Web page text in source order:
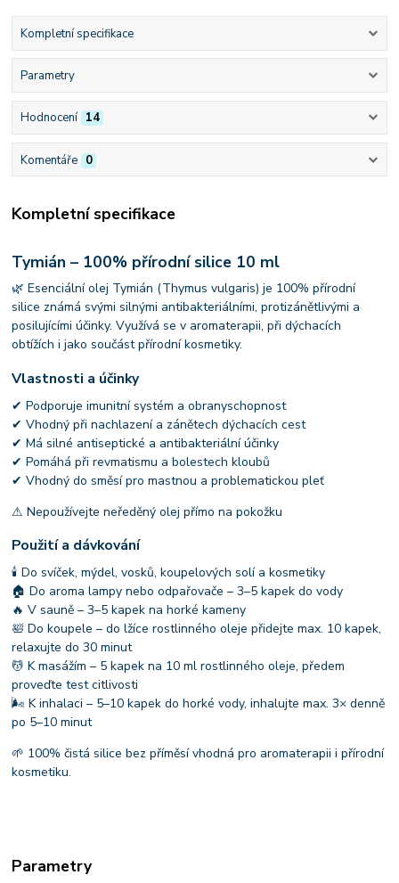
Kompletní specifikace
Parametry
Hodnocení 14
Komentáře 0
Kompletní specifikace
Tymián – 100% přírodní silice 10 ml
🌿 Esenciální olej Tymián (Thymus vulgaris) je 100% přírodní
silice známá svými silnými antibakteriálními, protizánětlivými a
posilujícími účinky. Využívá se v aromaterapii, při dýchacích
obtížích i jako součást přírodní kosmetiky.
Vlastnosti a účinky
✔ Podporuje imunitní systém a obranyschopnost
✔ Vhodný při nachlazení a zánětech dýchacích cest
✔ Má silné antiseptické a antibakteriální účinky
✔ Pomáhá při revmatismu a bolestech kloubů
✔ Vhodný do směsí pro mastnou a problematickou pleť
⚠ Nepoužívejte neředěný olej přímo na pokožku
Použití a dávkování
🕯 Do svíček, mýdel, vosků, koupelových solí a kosmetiky
🏠 Do aroma lampy nebo odpařovače – 3–5 kapek do vody
🔥 V sauně – 3–5 kapek na horké kameny
🛀 Do koupele – do lžíce rostlinného oleje přidejte max. 10 kapek,
relaxujte do 30 minut
💆 K masážím – 5 kapek na 10 ml rostlinného oleje, předem
proveďte test citlivosti
🌬 K inhalaci – 5–10 kapek do horké vody, inhalujte max. 3× denně
po 5–10 minut
🌱 100% čistá silice bez příměsí vhodná pro aromaterapii i přírodní
kosmetiku.
Parametry